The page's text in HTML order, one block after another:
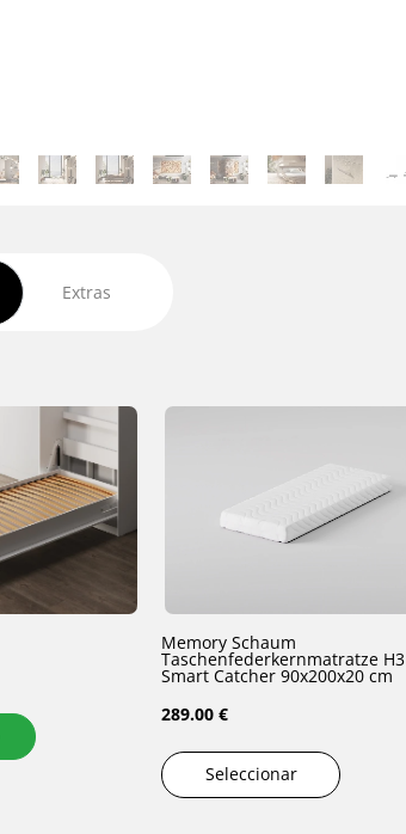
Extras
Memory Schaum
Taschenfederkernmatratze H3
Smart Catcher 90x200x20 cm
289.00 €
Seleccionar